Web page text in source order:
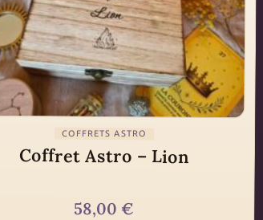
COFFRETS ASTRO
Coffret Astro – Lion
58,00 €